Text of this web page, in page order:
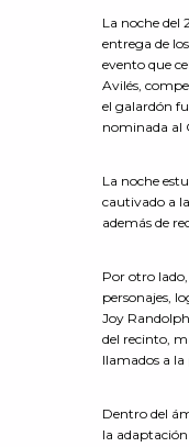
La noche del
entrega de
evento que
Avilés,
el galardón
nominada al
La noche
cautivado a
además de
Por otro
personajes,
Joy
del recinto,
llamados a
Dentro del
la